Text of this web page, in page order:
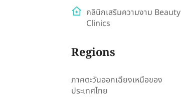
คลินิกเสริมความงาม Beauty
Clinics
Regions
ภาคตะวันออกเฉียงเหนือของ
ประเทศไทย